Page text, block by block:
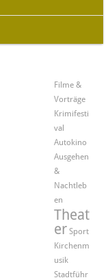
Filme &
Vorträge
Krimifesti
val
Autokino
Ausgehen
&
Nachtleb
en
Theat
er Sport
Kirchenm
usik
Stadtführ